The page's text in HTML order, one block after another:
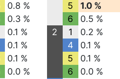
0.8 %
0.3 %
0.1 %
0.1 %
0.1 %
0.0 %
5
1.0 %
6
0.5 %
2
1
0.2 %
4
0.1 %
5
0.1 %
6
0.0 %